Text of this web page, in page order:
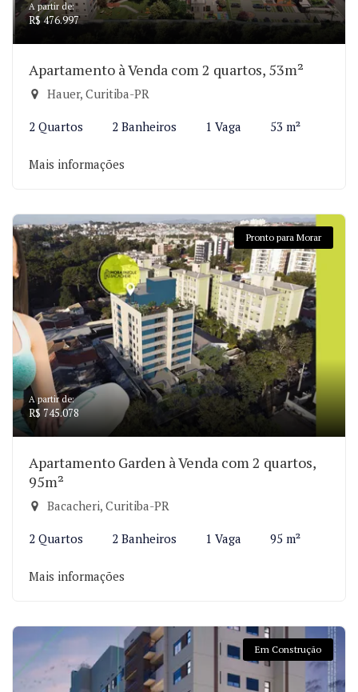
A partir de:
R$ 476.997
Apartamento à Venda com 2 quartos, 53m²
Hauer, Curitiba-PR
2 Quartos 2 Banheiros 1 Vaga 53 m²
Mais informações
Pronto para Morar
A partir de:
R$ 745.078
Apartamento Garden à Venda com 2 quartos,
95m²
Bacacheri, Curitiba-PR
2 Quartos 2 Banheiros 1 Vaga 95 m²
Mais informações
Em Construção